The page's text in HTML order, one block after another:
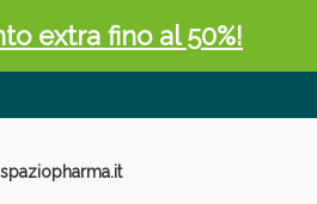
extra fino al 50%!